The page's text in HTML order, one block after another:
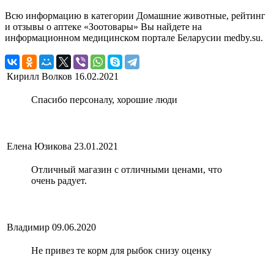
Всю информацию в категории Домашние животные, рейтинг
и отзывы о аптеке «Зоотовары» Вы найдете на
информационном медицинском портале Беларусии medby.su.
Кирилл Волков 16.02.2021
Спасибо персоналу, хорошие люди
Елена Юзикова 23.01.2021
Отличный магазин с отличными ценами, что
очень радует.
Владимир 09.06.2020
Не привез те корм для рыбок снизу оценку